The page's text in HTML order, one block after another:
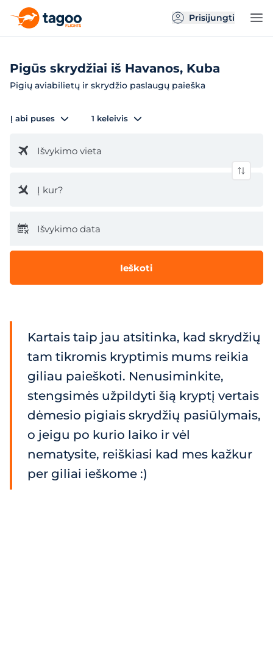
Prisijungti
Pigūs skrydžiai iš Havanos, Kuba
Pigių aviabilietų ir skrydžio paslaugų paieška
Į abi puses 1 keleivis
Išvykimo vieta
Į kur?
Išvykimo data
Ieškoti
Kartais taip jau atsitinka, kad skrydžių
tam tikromis kryptimis mums reikia
giliau paieškoti. Nenusiminkite,
stengsimės užpildyti šią kryptį vertais
dėmesio pigiais skrydžių pasiūlymais,
o jeigu po kurio laiko ir vėl
nematysite, reiškiasi kad mes kažkur
per giliai ieškome :)